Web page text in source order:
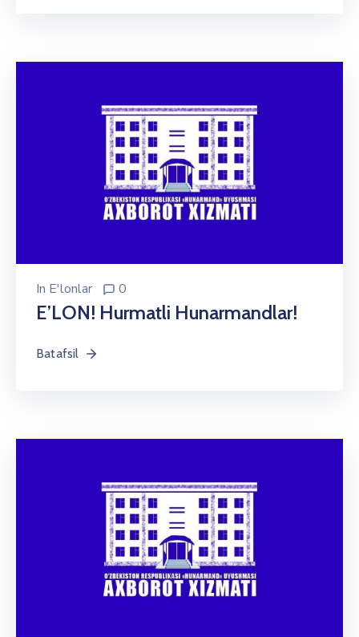
In E'lonlar 0
E’LON! Hurmatli Hunarmandlar!
Batafsil